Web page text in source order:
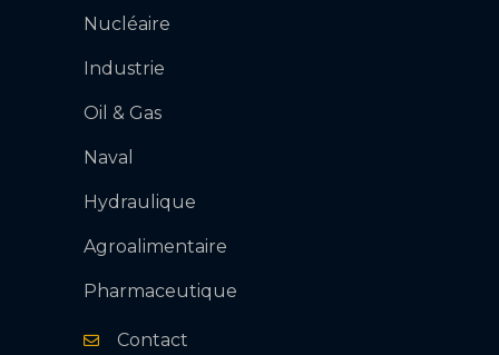
Nucléaire
Industrie
Oil & Gas
Naval
Hydraulique
Agroalimentaire
Pharmaceutique
Contact
Envoyer